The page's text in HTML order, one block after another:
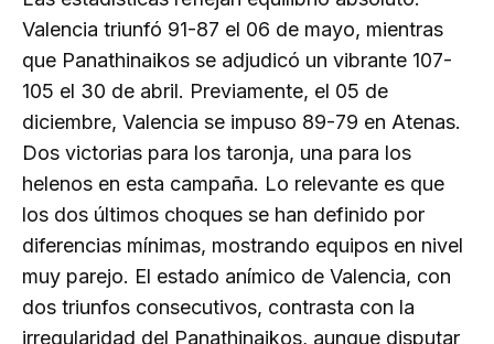
Valencia triunfó 91-87 el 06 de mayo, mientras
que Panathinaikos se adjudicó un vibrante 107-
105 el 30 de abril. Previamente, el 05 de
diciembre, Valencia se impuso 89-79 en Atenas.
Dos victorias para los taronja, una para los
helenos en esta campaña. Lo relevante es que
los dos últimos choques se han definido por
diferencias mínimas, mostrando equipos en nivel
muy parejo. El estado anímico de Valencia, con
dos triunfos consecutivos, contrasta con la
irregularidad del Panathinaikos, aunque disputar